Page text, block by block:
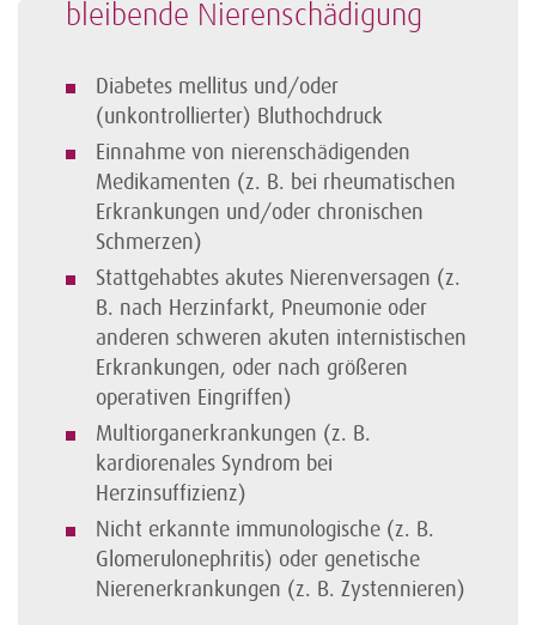
bleibende Nierenschädigung
Diabetes mellitus und/oder
(unkontrollierter) Bluthochdruck
Einnahme von nierenschädigenden
Medikamenten (z. B. bei rheumatischen
Erkrankungen und/oder chronischen
Schmerzen)
Stattgehabtes akutes Nierenversagen (z.
B. nach Herzinfarkt, Pneumonie oder
anderen schweren akuten internistischen
Erkrankungen, oder nach größeren
operativen Eingriffen)
Multiorganerkrankungen (z. B.
kardiorenales Syndrom bei
Herzinsuffizienz)
Nicht erkannte immunologische (z. B.
Glomerulonephritis) oder genetische
Nierenerkrankungen (z. B. Zystennieren)